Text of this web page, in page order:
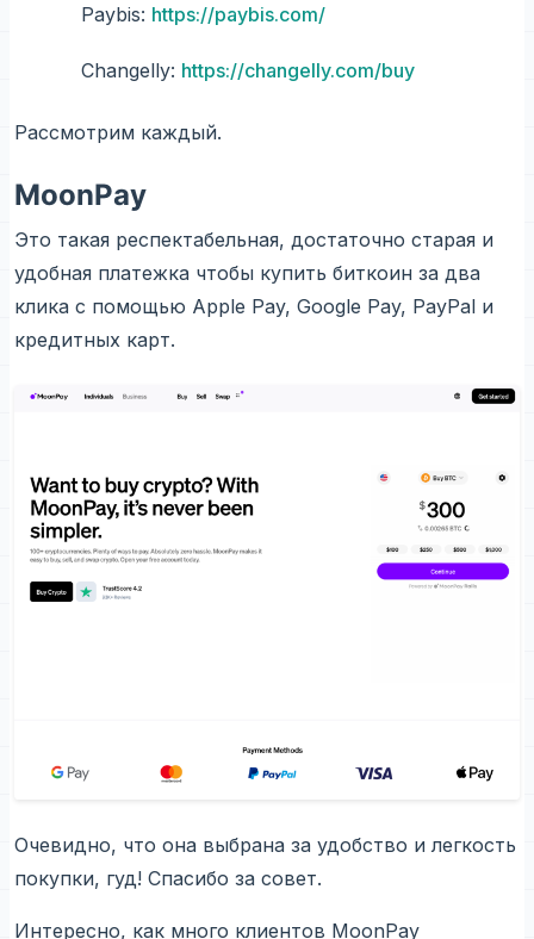
Paybis: https://paybis.com/
Changelly: https://changelly.com/buy
Рассмотрим каждый.
MoonPay
Это такая респектабельная, достаточно старая и
удобная платежка чтобы купить биткоин за два
клика с помощью Apple Pay, Google Pay, PayPal и
кредитных карт.
Очевидно, что она выбрана за удобство и легкость
покупки, гуд! Спасибо за совет.
Интересно, как много клиентов MoonPay